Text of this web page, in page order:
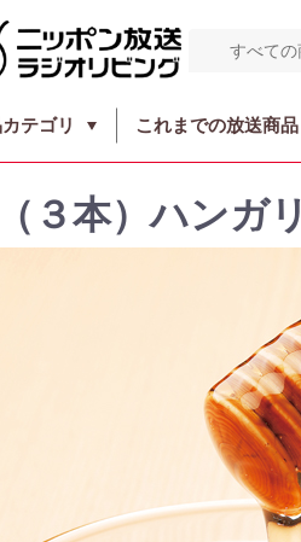
テゴリ これまでの放送商品
（３本）ハン